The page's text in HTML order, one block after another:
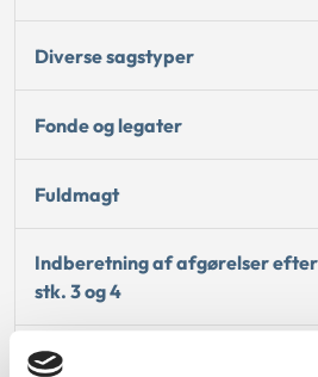
Diverse sagstyper
Fonde og legater
Fuldmagt
Indberetning af afgørelser efter
stk. 3 og 4
Klagenævnet for